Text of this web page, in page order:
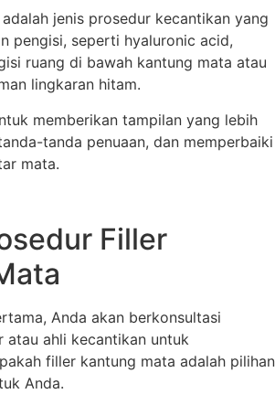
jenis prosedur kecantikan yang
pengisi, seperti hyaluronic acid,
ruang di bawah kantung mata atau
lingkaran hitam.
memberikan tampilan yang lebih
tanda penuaan, dan memperbaiki
mata.
Filler
Anda akan berkonsultasi
atau ahli kecantikan untuk
filler kantung mata adalah pilihan
Anda.